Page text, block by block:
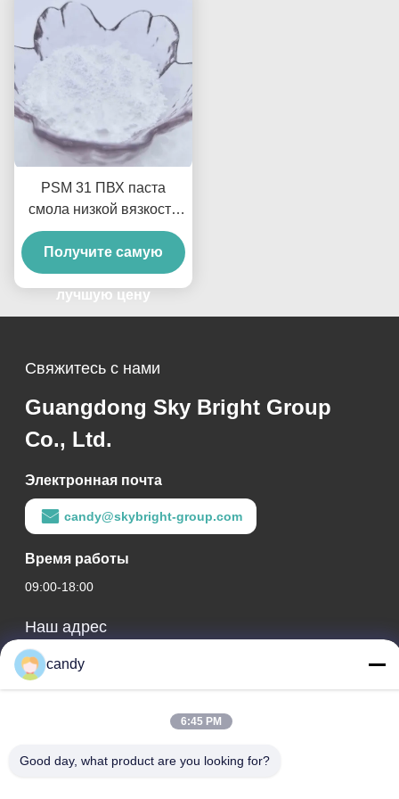
PSM 31 ПВХ паста
смола низкой вязкости
псевдопластичное
течение для вспененной
кожи и покрытий
Получите самую
лучшую цену
Свяжитесь с нами
Guangdong Sky Bright Group
Co., Ltd.
Электронная почта
candy@skybright-group.com
Время работы
09:00-18:00
Наш адрес
Адрес компании
КОМН. 1601-1603, 1606-1608, 1610, № 21, 5-я ул. Цзихуа,
КОМН. 1601-1603, 1606-1608, 1610, № 21, 5-я ул. Цзихуа,
candy
6:45 PM
Good day, what product are you looking for?